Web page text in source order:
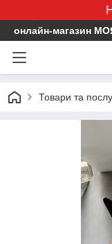
онлайн-магазин
Товари та